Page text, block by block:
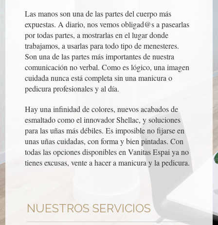
Las manos son una de las partes del cuerpo más
expuestas. A diario, nos vemos obligad@s a pasearlas
por todas partes, a mostrarlas en el lugar donde
trabajamos, a usarlas para todo tipo de menesteres.
Son una de las partes más importantes de nuestra
comunicación no verbal. Como es lógico, una imagen
cuidada nunca está completa sin una manicura o
pedicura profesionales y al día.
Hay una infinidad de colores, nuevos acabados de
esmaltado como el innovador Shellac, y soluciones
para las uñas más débiles. Es imposible no fijarse en
unas uñas cuidadas, con forma y bien pintadas. Con
todas las opciones disponibles en Vanitas Espai ya no
tienes excusas, vente a hacer a manicura y la pedicura.
NUESTROS SERVICIOS